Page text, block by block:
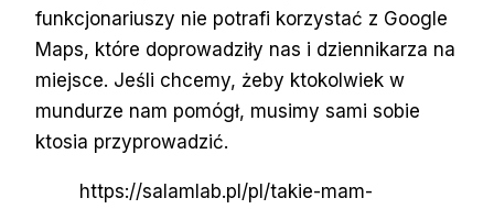
funkcjonariuszy nie potrafi korzystać z Google
Maps, które doprowadziły nas i dziennikarza na
miejsce. Jeśli chcemy, żeby ktokolwiek w
mundurze nam pomógł, musimy sami sobie
ktosia przyprowadzić.
https://salamlab.pl/pl/takie-mam-